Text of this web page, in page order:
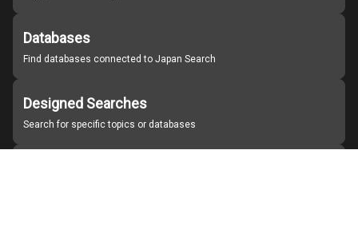
Databases
Find databases connected to Japan Search
Designed Searches
Search for specific topics or databases